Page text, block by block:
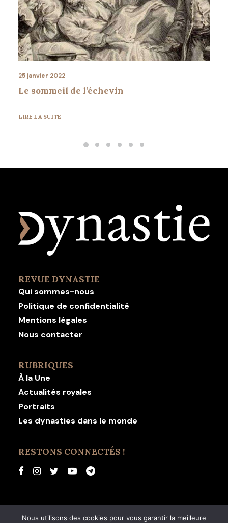
25 janvier 2022
Le sommeil de l’échevin
LIRE LA SUITE
REVUE DYNASTIE
Qui sommes-nous
Politique de confidentialité
Mentions légales
Nous contacter
RUBRIQUES
À la Une
Actualités royales
Portraits
Les dynasties dans le monde
RESTONS CONNECTÉS !
Nous utilisons des cookies pour vous garantir la meilleure